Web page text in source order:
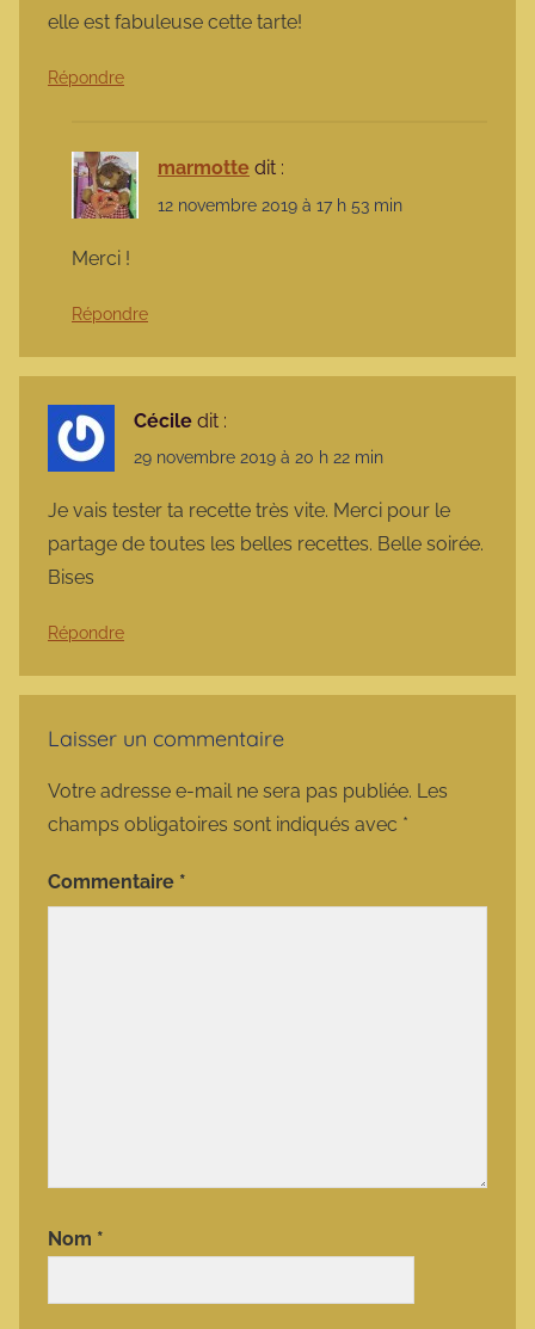
elle est fabuleuse cette tarte!
Répondre
marmotte dit :
12 novembre 2019 à 17 h 53 min
Merci !
Répondre
Cécile dit :
29 novembre 2019 à 20 h 22 min
Je vais tester ta recette très vite. Merci pour le
partage de toutes les belles recettes. Belle soirée.
Bises
Répondre
Laisser un commentaire
Votre adresse e-mail ne sera pas publiée. Les
champs obligatoires sont indiqués avec *
Commentaire *
Nom *